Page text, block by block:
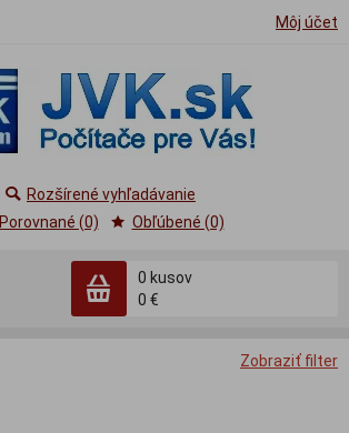
Môj účet
0 kusov
0 €
Rozšírené vyhľadávanie
Porovnané (0)
Obľúbené (0)
Zobraziť filter